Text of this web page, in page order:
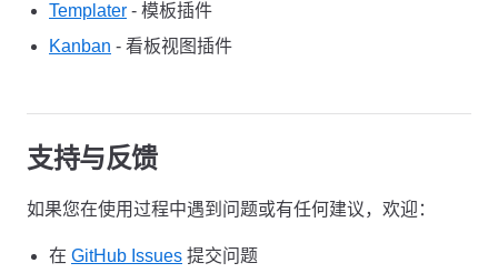
Templater - 模板插件
Kanban - 看板视图插件
支持与反馈
如果您在使用过程中遇到问题或有任何建议，欢迎：
在 GitHub Issues 提交问题